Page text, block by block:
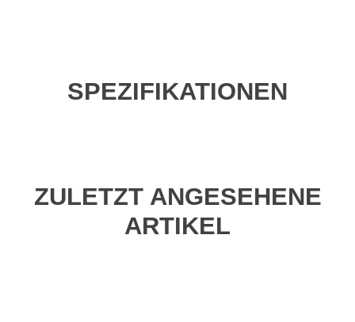
SPEZIFIKATIONEN
ZULETZT ANGESEHENE
ARTIKEL